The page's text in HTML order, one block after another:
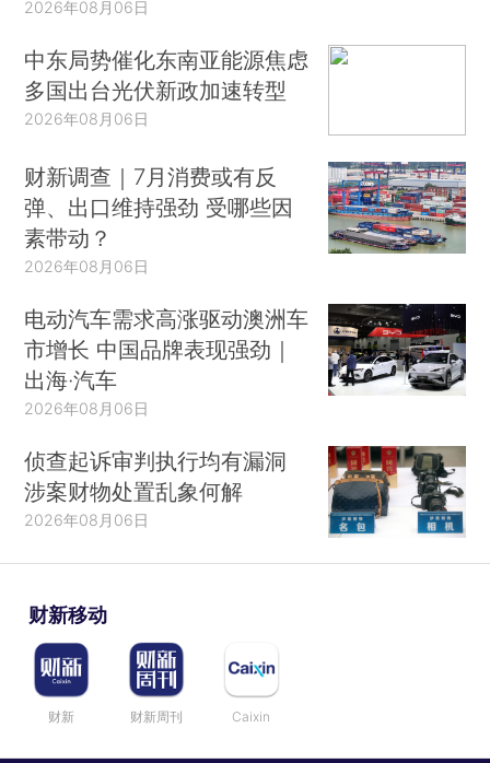
2026年08月06日
中东局势催化东南亚能源焦虑
多国出台光伏新政加速转型
2026年08月06日
财新调查｜7月消费或有反
弹、出口维持强劲 受哪些因
素带动？
2026年08月06日
电动汽车需求高涨驱动澳洲车
市增长 中国品牌表现强劲｜
出海·汽车
2026年08月06日
侦查起诉审判执行均有漏洞
涉案财物处置乱象何解
2026年08月06日
财新移动
财新 财新周刊 Caixin